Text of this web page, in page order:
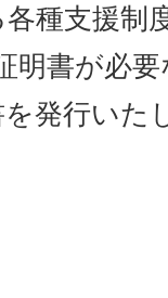
種支援制
明書が必
発行いた